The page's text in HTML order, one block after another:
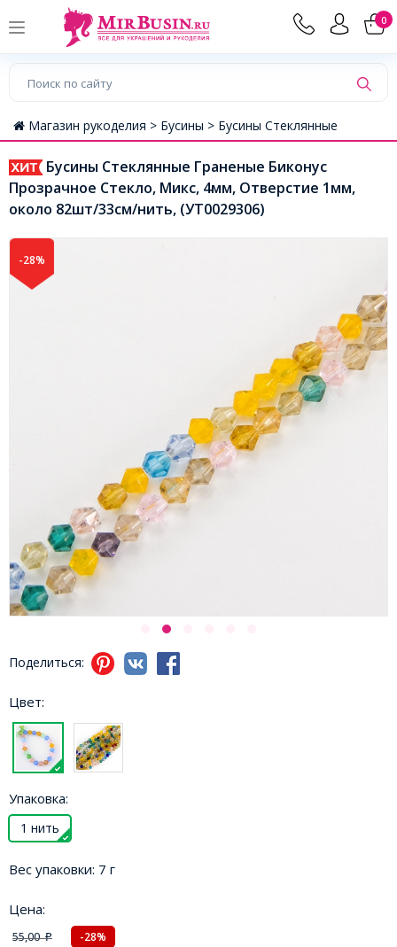
0
Магазин рукоделия > Бусины > Бусины Стеклянные
Бусины Стеклянные Граненые Биконус
Прозрачное Стекло, Микс, 4мм, Отверстие 1мм,
около 82шт/33см/нить, (УТ0029306)
-28%
Поделиться:
Цвет:
Упаковка:
1 нить
Вес упаковки: 7 г
Цена:
55,00₽ -28%